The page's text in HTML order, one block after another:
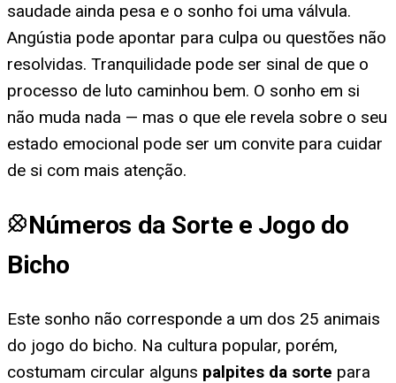
saudade ainda pesa e o sonho foi uma válvula.
Angústia pode apontar para culpa ou questões não
resolvidas. Tranquilidade pode ser sinal de que o
processo de luto caminhou bem. O sonho em si
não muda nada — mas o que ele revela sobre o seu
estado emocional pode ser um convite para cuidar
de si com mais atenção.
Números da Sorte e Jogo do
Bicho
Este sonho não corresponde a um dos 25 animais
do jogo do bicho. Na cultura popular, porém,
costumam circular alguns palpites da sorte para